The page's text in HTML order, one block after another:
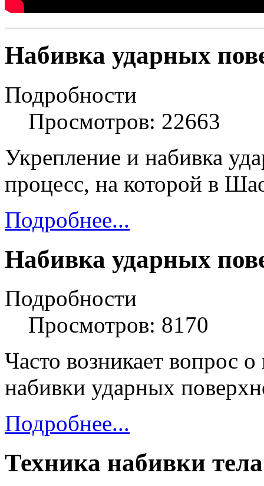
Набивка ударных
Подробности
Просмотров: 22663
Укрепление и набивка
процесс, на которой в
Подробнее...
Набивка ударных
Подробности
Просмотров: 8170
Часто возникает вопрос
набивки ударных
Подробнее...
Техника набивки тела